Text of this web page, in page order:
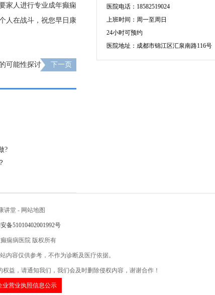
家人进行专业成年癫痫
人在战斗，祝您早日康
可能性探讨 下一页
?
医院电话：18582519024
上班时间：周一至周日
24小时可预约
医院地址：成都市锦江区汇泉南路116号
讲堂 - 网站地图
备51010402001992号
癫痫病医院 版权所有
内容仅供参考，不作为诊断及医疗依据。
益，请通知我们，我们会及时删除侵权内容，谢谢合作！
业营业执照信息公示